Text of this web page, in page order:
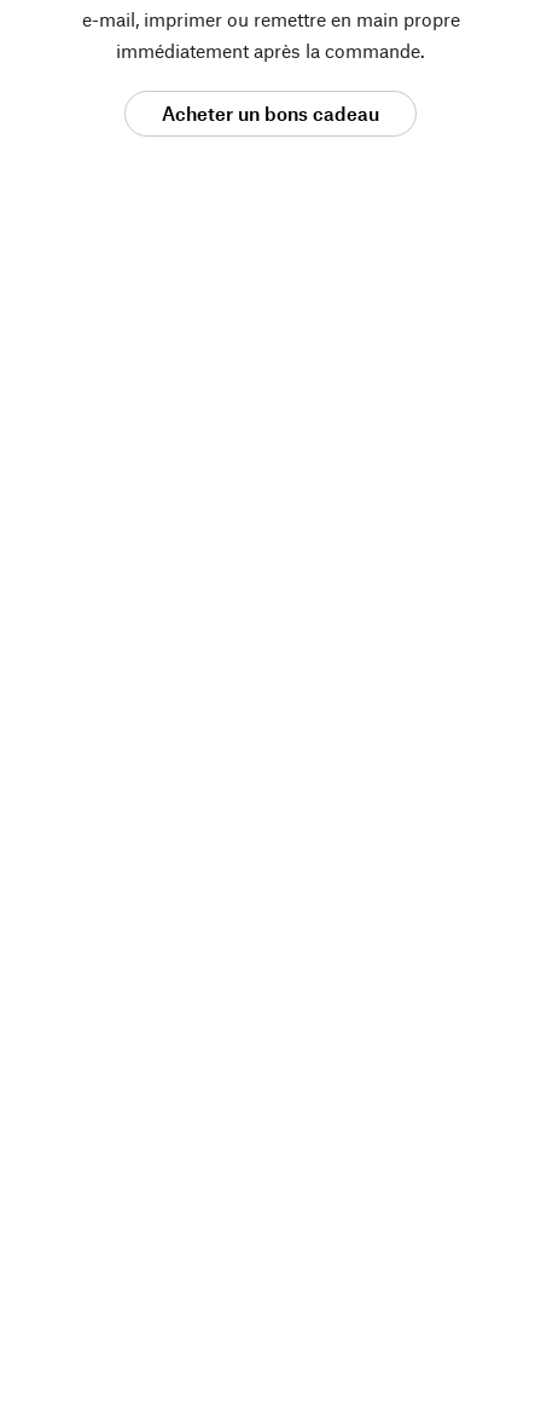
e-mail, imprimer ou remettre en main propre
immédiatement après la commande.
Acheter un bons cadeau